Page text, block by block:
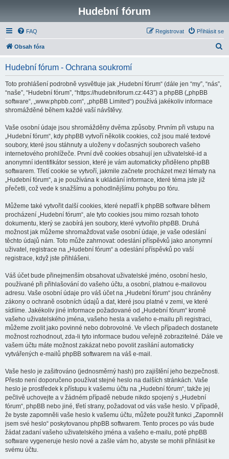
Hudební fórum
FAQ Přihlásit se
Registrovat
Obsah fóra
Hudební fórum - Ochrana soukromí
Toto prohlášení podrobně vysvětluje jak „Hudební fórum“ (dále jen “my”, “nás”,
“naše”, “Hudební fórum”, “https://hudebniforum.cz:443”) a phpBB („phpBB
software“, „www.phpbb.com“, „phpBB Limited“) používá jakékoliv informace
shromážděné během každé vaší návštěvy.
Vaše osobní údaje jsou shromážděny dvěma způsoby. Prvním při vstupu na
„Hudební fórum“, kdy phpBB vytvoří několik cookies, což jsou malé textové
soubory, které jsou stáhnuty a uloženy v dočasných souborech vašeho
internetového prohlížeče. První dvě cookies obsahují jen uživatelské-id a
anonymní identifikátor session, které je vám automaticky přiděleno phpBB
softwarem. Třetí cookie se vytvoří, jakmile začnete procházet mezi tématy na
„Hudební fórum“, a je používána k ukládání informace, které téma jste již
přečetli, což vede k snažšímu a pohodlnějšímu pohybu po fóru.
Můžeme také vytvořit další cookies, které nepatří k phpBB software během
procházení „Hudební fórum“, ale tyto cookies jsou mimo rozsah tohoto
dokumentu, který se zaobírá jen soubory, které vytvořilo phpBB. Druhá
možnost jak můžeme shromažďovat vaše osobní údaje, je vaše odeslání
těchto údajů nám. Toto může zahrnovat: odeslání příspěvků jako anonymní
uživatel, registrace na „Hudební fórum“ a odeslání příspěvků po vaší
registrace, když jste přihlášeni.
Váš účet bude přinejmenším obsahovat uživatelské jméno, osobní heslo,
používané při přihlašování do vašeho účtu, a osobní, platnou e-mailovou
adresu. Vaše osobní údaje pro váš účet na „Hudební fórum“ jsou chráněny
zákony o ochraně osobních údajů a dat, které jsou platné v zemi, ve které
sídlíme. Jakékoliv jiné informace požadované od „Hudební fórum“ kromě
vašeho uživatelského jména, vašeho hesla a vašeho e-mailu při registraci,
můžeme zvolit jako povinné nebo dobrovolné. Ve všech případech dostanete
možnost rozhodnout, zda-li tyto informace budou veřejně zobrazitelné. Dále ve
vašem účtu máte možnost zakázat nebo povolit zasílání automaticky
vytvářených e-mailů phpBB softwarem na váš e-mail.
Vaše heslo je zašifrováno (jednosměrný hash) pro zajištění jeho bezpečnosti.
Přesto není doporučeno používat stejné heslo na dalších stránkách. Vaše
heslo je prostředek k přístupu k vašemu účtu na „Hudební fórum“, takže jej
pečlivě uchovejte a v žádném případě nebude nikdo spojený s „Hudební
fórum“, phpBB nebo jiné, třetí strany, požadovat od vás vaše heslo. V případě,
že byste zapomněli vaše heslo k vašemu účtu, můžete použít funkci „Zapomněl
jsem své heslo“ poskytovanou phpBB softwarem. Tento proces po vás bude
žádat zadaní vašeho uživatelského jména a vašeho e-mailu, poté phpBB
software vygeneruje heslo nové a zašle vám ho, abyste se mohli přihlásit ke
svému účtu.